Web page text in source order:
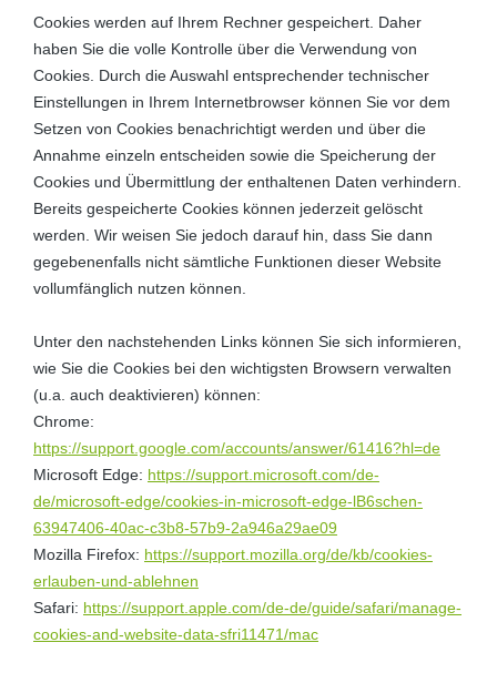
Cookies werden auf Ihrem Rechner gespeichert. Daher
haben Sie die volle Kontrolle über die Verwendung von
Cookies. Durch die Auswahl entsprechender technischer
Einstellungen in Ihrem Internetbrowser können Sie vor dem
Setzen von Cookies benachrichtigt werden und über die
Annahme einzeln entscheiden sowie die Speicherung der
Cookies und Übermittlung der enthaltenen Daten verhindern.
Bereits gespeicherte Cookies können jederzeit gelöscht
werden. Wir weisen Sie jedoch darauf hin, dass Sie dann
gegebenenfalls nicht sämtliche Funktionen dieser Website
vollumfänglich nutzen können.
Unter den nachstehenden Links können Sie sich informieren,
wie Sie die Cookies bei den wichtigsten Browsern verwalten
(u.a. auch deaktivieren) können:
Chrome:
https://support.google.com/accounts/answer/61416?hl=de
Microsoft Edge: https://support.microsoft.com/de-
de/microsoft-edge/cookies-in-microsoft-edge-lB6schen-
63947406-40ac-c3b8-57b9-2a946a29ae09
Mozilla Firefox: https://support.mozilla.org/de/kb/cookies-
erlauben-und-ablehnen
Safari: https://support.apple.com/de-de/guide/safari/manage-
cookies-and-website-data-sfri11471/mac